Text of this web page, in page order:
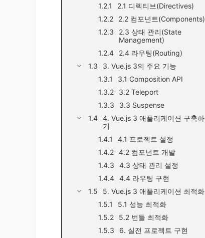
2.1 디렉티브(Directives)
2.2 컴포넌트(Components)
2.3 상태 관리(State
Management)
2.4 라우팅(Routing)
3. Vue.js 3의 주요 기능
3.1 Composition API
3.2 Teleport
3.3 Suspense
4. Vue.js 3 애플리케이션 구축하
기
4.1 프로젝트 설정
4.2 컴포넌트 개발
4.3 상태 관리 설정
4.4 라우팅 구현
5. Vue.js 3 애플리케이션 최적화
5.1 성능 최적화
5.2 번들 최적화
6. 실전 프로젝트 구현